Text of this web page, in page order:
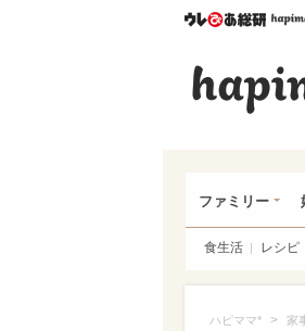
ウ
ファミリー
食生活 レシピ
ハピママ* > 家